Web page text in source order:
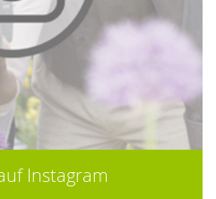
Instagram